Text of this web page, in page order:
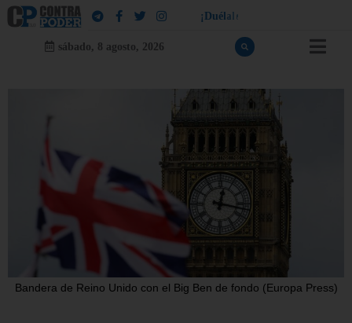
¡ Dué a e
sábado, 8 agosto, 2026
Bandera de Reino Unido con el Big Ben de fondo (Europa Press)